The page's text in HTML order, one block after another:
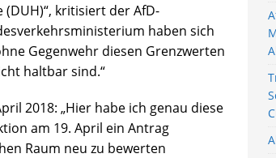
kritisiert der AfD-
haben sich
Gegenwehr diesen Grenzwerten
haltbar sind.“
2018: „Hier habe ich genau diese
am 19. April ein Antrag
Raum neu zu bewerten